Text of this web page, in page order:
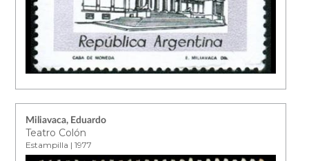
Miliavaca, Eduardo
Teatro Colón
Estampilla | 1977